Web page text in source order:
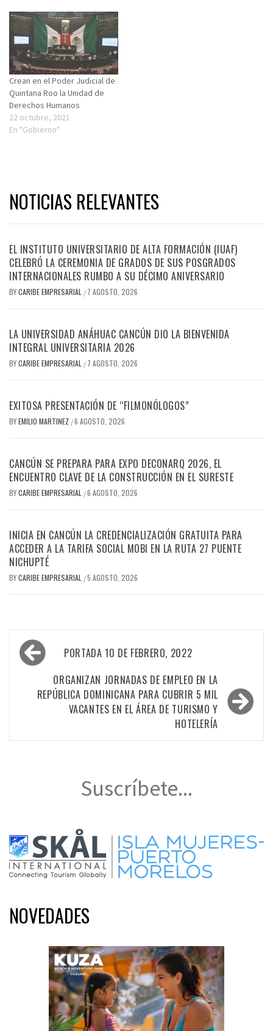
Crean en el Poder Judicial de
Quintana Roo la Unidad de
Derechos Humanos
22 octubre, 2021
En "Gobierno"
NOTICIAS RELEVANTES
EL INSTITUTO UNIVERSITARIO DE ALTA FORMACIÓN (IUAF)
CELEBRÓ LA CEREMONIA DE GRADOS DE SUS POSGRADOS
INTERNACIONALES RUMBO A SU DÉCIMO ANIVERSARIO
BYCARIBE EMPRESARIAL / 7 AGOSTO, 2026
LA UNIVERSIDAD ANÁHUAC CANCÚN DIO LA BIENVENIDA
INTEGRAL UNIVERSITARIA 2026
BYCARIBE EMPRESARIAL / 7 AGOSTO, 2026
EXITOSA PRESENTACIÓN DE “FILMONÓLOGOS”
BYEMILIO MARTINEZ /6 AGOSTO, 2026
CANCÚN SE PREPARA PARA EXPO DECONARQ 2026, EL
ENCUENTRO CLAVE DE LA CONSTRUCCIÓN EN EL SURESTE
BYCARIBE EMPRESARIAL /6 AGOSTO, 2026
INICIA EN CANCÚN LA CREDENCIALIZACIÓN GRATUITA PARA
ACCEDER A LA TARIFA SOCIAL MOBI EN LA RUTA 27 PUENTE
NICHUPTÉ
BYCARIBE EMPRESARIAL /5 AGOSTO, 2026
Navegación
de
entradas
PORTADA 10 DE FEBRERO, 2022
ORGANIZAN JORNADAS DE EMPLEO EN LA
REPÚBLICA DOMINICANA PARA CUBRIR 5 MIL
VACANTES EN EL ÁREA DE TURISMO Y
HOTELERÍA
Suscríbete...
NOVEDADES